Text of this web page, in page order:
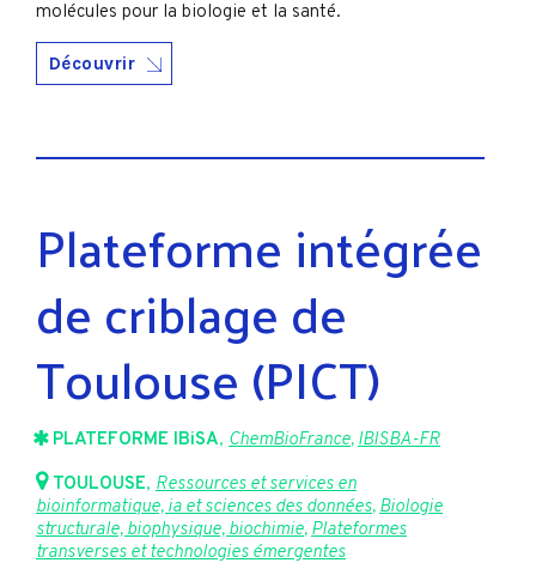
molécules pour la biologie et la santé.
Découvrir
Plateforme intégrée
de criblage de
Toulouse (PICT)
PLATEFORME IBiSA, ChemBioFrance,IBISBA-FR
TOULOUSE, Ressources et services en
bioinformatique, ia et sciences des données,Biologie
structurale, biophysique, biochimie,Plateformes
transverses et technologies émergentes